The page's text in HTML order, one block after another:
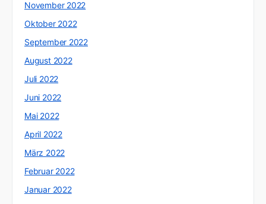
November 2022
Oktober 2022
September 2022
August 2022
Juli 2022
Juni 2022
Mai 2022
April 2022
März 2022
Februar 2022
Januar 2022